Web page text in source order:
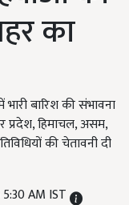
का
बारिश की संभावना
प्रदेश, हिमाचल, असम,
की चेतावनी दी
AM IST